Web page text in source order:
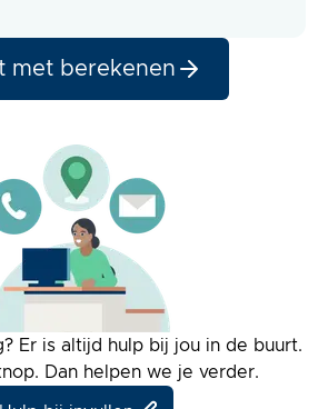
met berekenen
Er is altijd hulp bij jou in de buurt.
Dan helpen we je verder.